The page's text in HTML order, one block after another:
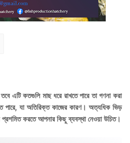
এটি কতগুলি মাছ ধরে রাখতে পারে তা গণনা করা
যা অতিরিক্ত কাজের কারণ। অত্যধিক ভিড়
করতে আপনার কিছু ব্যবস্থা নেওয়া উচিত।